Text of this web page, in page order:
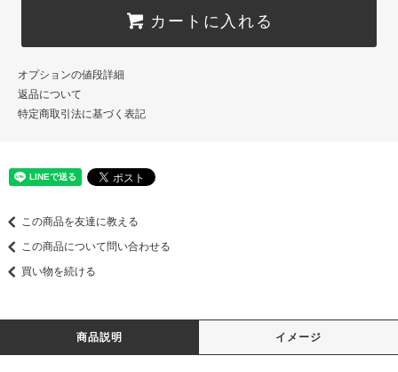
カートに入れる
オプションの値段詳細
返品について
特定商取引法に基づく表記
この商品を友達に教える
この商品について問い合わせる
買い物を続ける
商品説明 イメージ